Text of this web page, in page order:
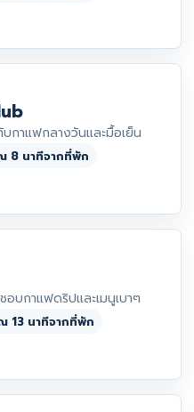
บกาแฟกลางวันและมื้อเย็น
8 นาทีจากที่พัก
บกาแฟดริปและเมนูเบาๆ
13 นาทีจากที่พัก